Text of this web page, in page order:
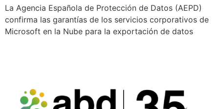
La Agencia Española de Protección de Datos (AEPD)
confirma las garantías de los servicios corporativos de
Microsoft en la Nube para la exportación de datos